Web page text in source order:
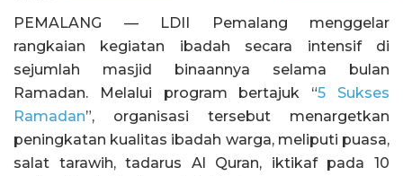
PEMALANG — LDII Pemalang menggelar
rangkaian kegiatan ibadah secara intensif di
sejumlah masjid binaannya selama bulan
Ramadan. Melalui program bertajuk “5 Sukses
Ramadan”, organisasi tersebut menargetkan
peningkatan kualitas ibadah warga, meliputi puasa,
salat tarawih, tadarus Al Quran, iktikaf pada 10